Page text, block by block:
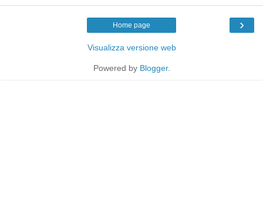
›
Home page
Visualizza versione web
Powered by Blogger.